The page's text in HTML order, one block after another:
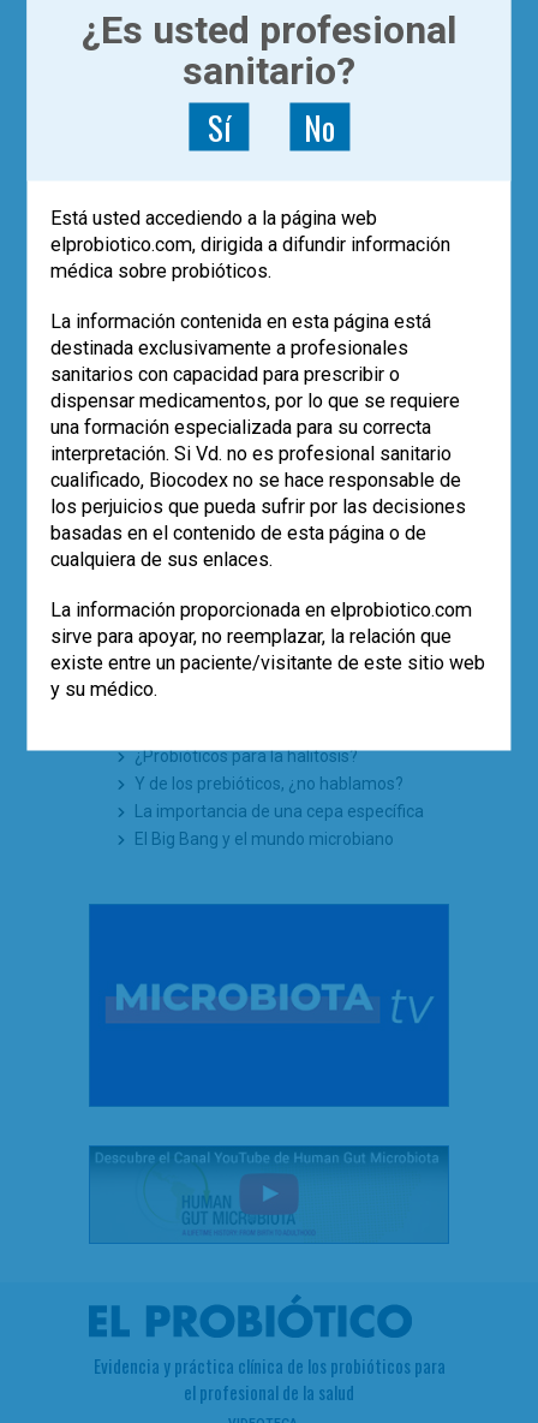
un usuario registrado
publicar un comentario.
POST RECIENTES
Los datos de vida real confirman el
CNCM I-745 en la erradicación deH.
pylori
Eco-solidaridad para superar la
adversidad
El uso de probióticos aumenta, pero…
¿quién los recomienda?
Empleo de la cepaSaccharomyces
boulardiiCNCM I-745 en la prevención
de la diarrea asociada a antibióticos
en pediatría (estudio SABURA)
El largo camino iberolatinoamericano
TE PUEDE INTERESAR
¿Probióticos para la halitosis?
Y de los prebióticos, ¿no hablamos?
La importancia de una cepa específica
El Big Bang y el mundo microbiano
Evidencia y práctica clínica de los probióticos para
el profesional de la salud
¿Es usted profesional
sanitario?
Sí No
Está usted accediendo a la página web
elprobiotico.com, dirigida a difundir información
médica sobre probióticos.
La información contenida en esta página está
destinada exclusivamente a profesionales
sanitarios con capacidad para prescribir o
dispensar medicamentos, por lo que se requiere
una formación especializada para su correcta
interpretación. Si Vd. no es profesional sanitario
cualificado, Biocodex no se hace responsable de
los perjuicios que pueda sufrir por las decisiones
basadas en el contenido de esta página o de
cualquiera de sus enlaces.
La información proporcionada en elprobiotico.com
sirve para apoyar, no reemplazar, la relación que
existe entre un paciente/visitante de este sitio web
y su médico.